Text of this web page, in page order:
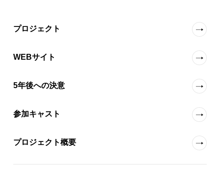
プロジェクト
WEBサイト
5年後への決意
参加キャスト
プロジェクト概要